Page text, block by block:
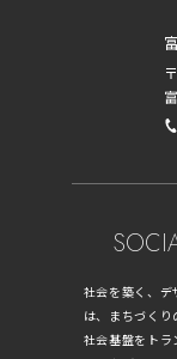
社会を築く、デ
は、まちづく
社会基盤をトラ